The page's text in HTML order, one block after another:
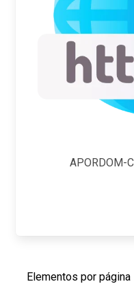
APORDOM-
Elementos por página